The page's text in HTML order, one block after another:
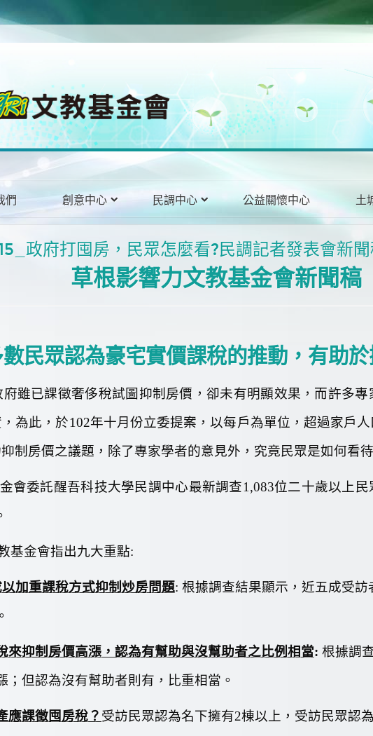
們 創意中心 民調中心 公益關懷中心 土
政府打囤房，民眾怎麼看?民調記者發表會新
草根影響力文教基金會新聞稿
民眾認為豪宅實價課稅的推動，有助
雖已課徵奢侈稅試圖抑制房價，卻未有明顯效果，而許多
為此，於102年十月份立委提案，以每戶為單位，超過家戶
制房價之議題，除了專家學者的意見外，究竟民眾是如何看待
會委託醒吾科技大學民調中心最新調查1,083位二十歲以上
基金會指出九大重點:
加重課稅方式抑制炒房問題: 根據調查結果顯示，近五成受訪
來抑制房價高漲，認為有幫助與沒幫助者之比例相當: 根據調
；但認為沒有幫助者則有 ，比重相當。
應課徵囤房稅？ 受訪民眾認為名下擁有2棟以上， 受訪民眾認